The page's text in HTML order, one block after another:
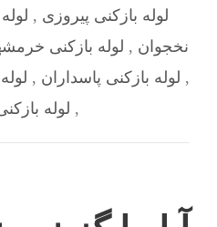
لوله بازکنی پیروزی ,
نخجوان , لوله بازکنی
, لوله بازکنی پاسداران ,
, لوله